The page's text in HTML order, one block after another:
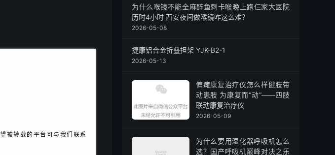
被转载的平台可与我们联系
为什么喉镜不能全麻醉鱼刺卡喉晚上跑仨家大医院
历时4小时 西安夜间做喉镜咋这么难？
2026-05-08
捷康铝合金折叠担架 YJK-B2-1
2026-05-13
偏瘫康复治疗仪怎么样健肢带
动患肢 为康复而“动”——四肢
联动康复治疗仪
2026-05-09
为什么要用湿化器呼吸机怎么
选？国产呼吸机巅峰对决之乐